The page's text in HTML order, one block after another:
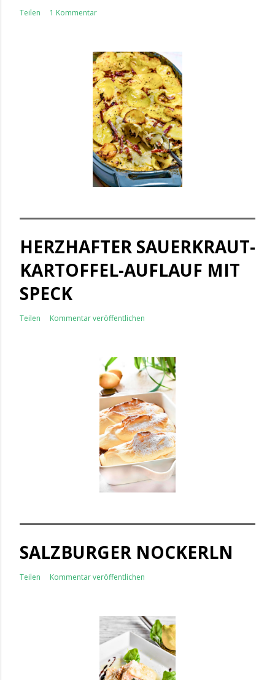
Teilen 1 Kommentar
HERZHAFTER SAUERKRAUT-
KARTOFFEL-AUFLAUF MIT
SPECK
Teilen Kommentar veröffentlichen
SALZBURGER NOCKERLN
Teilen Kommentar veröffentlichen